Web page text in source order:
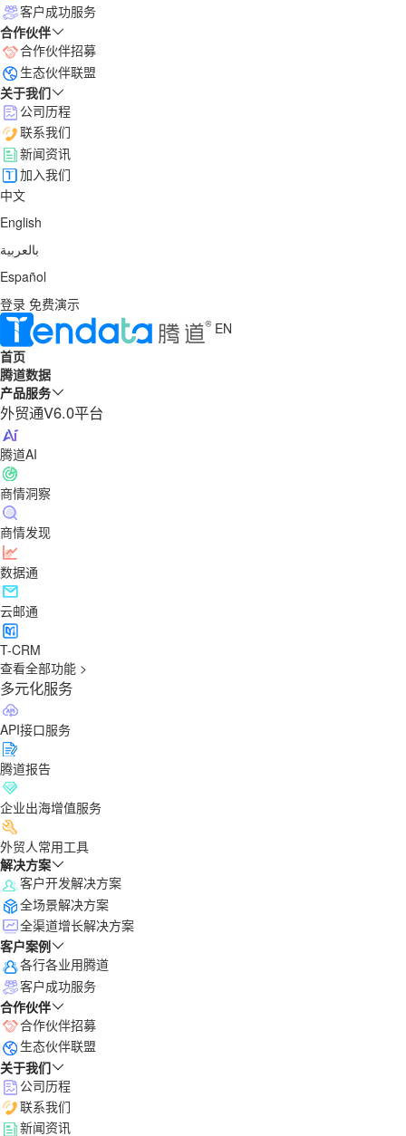
客户成功服务
合作伙伴
合作伙伴招募
生态伙伴联盟
关于我们
公司历程
联系我们
新闻资讯
加入我们
中文
English
بالعربية
Español
登录 免费演示
EN
首页
腾道数据
产品服务
外贸通V6.0平台
腾道AI
商情洞察
商情发现
数据通
云邮通
T-CRM
查看全部功能 >
多元化服务
API接口服务
腾道报告
企业出海增值服务
外贸人常用工具
解决方案
客户开发解决方案
全场景解决方案
全渠道增长解决方案
客户案例
各行各业用腾道
客户成功服务
合作伙伴
合作伙伴招募
生态伙伴联盟
关于我们
公司历程
联系我们
新闻资讯